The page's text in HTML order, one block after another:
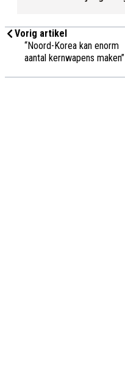
Vorig artikel
“Noord-Korea kan enorm
aantal kernwapens maken”